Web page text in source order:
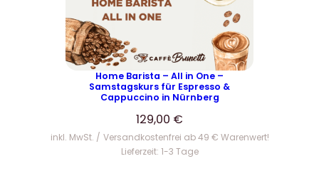
Home Barista – All in One –
Samstagskurs für Espresso &
Cappuccino in Nürnberg
129,00 €
inkl. MwSt.
Versandkostenfrei ab 49 € Warenwert!
Lieferzeit: 1-3 Tage